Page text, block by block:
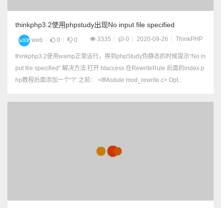
thinkphp3.2使用phpstudy出现No input file specified
web 0 0 3335 0 2020-09-26 ThinkPHP
thinkphp3.2使用wamp正常运行，换到phpStudy伪静态的时候提示“No in
put file specified” 解决方法:打开.htaccess 在RewriteRule 后面的index.p
hp教程后面添加一个“?” 之前： <IfModule mod_rewrite.c> Opt...